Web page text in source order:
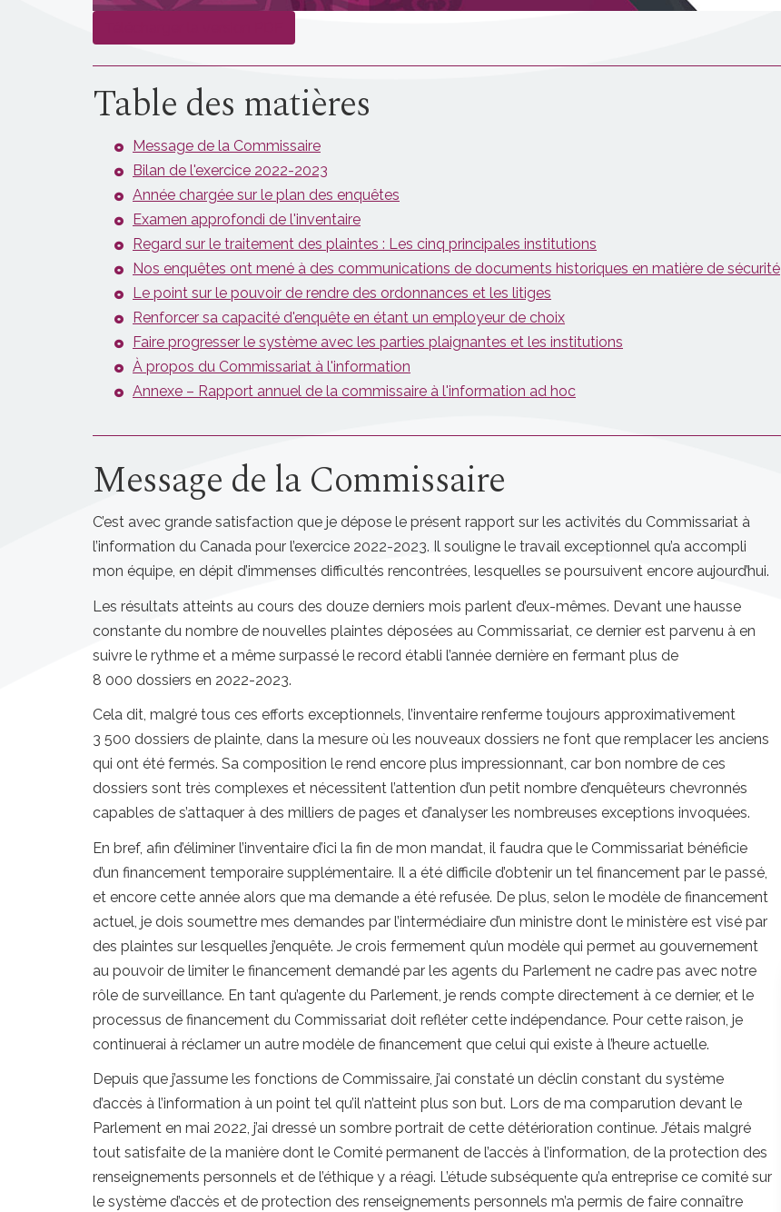
Table des matières
Message de la Commissaire
Bilan de l'exercice 2022-2023
Année chargée sur le plan des enquêtes
Examen approfondi de l'inventaire
Regard sur le traitement des plaintes : Les cinq principales institutions
Nos enquêtes ont mené à des communications de documents historiques en matière de sécurité
Le point sur le pouvoir de rendre des ordonnances et les litiges
Renforcer sa capacité d'enquête en étant un employeur de choix
Faire progresser le système avec les parties plaignantes et les institutions
À propos du Commissariat à l'information
Annexe – Rapport annuel de la commissaire à l'information ad hoc
Message de la Commissaire
C’est avec grande satisfaction que je dépose le présent rapport sur les activités du Commissariat à
l’information du Canada pour l’exercice 2022-2023. Il souligne le travail exceptionnel qu’a accompli
mon équipe, en dépit d’immenses difficultés rencontrées, lesquelles se poursuivent encore aujourd’hui.
Les résultats atteints au cours des douze derniers mois parlent d’eux-mêmes. Devant une hausse
constante du nombre de nouvelles plaintes déposées au Commissariat, ce dernier est parvenu à en
suivre le rythme et a même surpassé le record établi l’année dernière en fermant plus de
8 000 dossiers en 2022-2023.
Cela dit, malgré tous ces efforts exceptionnels, l’inventaire renferme toujours approximativement
3 500 dossiers de plainte, dans la mesure où les nouveaux dossiers ne font que remplacer les anciens
qui ont été fermés. Sa composition le rend encore plus impressionnant, car bon nombre de ces
dossiers sont très complexes et nécessitent l’attention d’un petit nombre d’enquêteurs chevronnés
capables de s’attaquer à des milliers de pages et d’analyser les nombreuses exceptions invoquées.
En bref, afin d’éliminer l’inventaire d’ici la fin de mon mandat, il faudra que le Commissariat bénéficie
d’un financement temporaire supplémentaire. Il a été difficile d’obtenir un tel financement par le passé,
et encore cette année alors que ma demande a été refusée. De plus, selon le modèle de financement
actuel, je dois soumettre mes demandes par l’intermédiaire d’un ministre dont le ministère est visé par
des plaintes sur lesquelles j’enquête. Je crois fermement qu’un modèle qui permet au gouvernement
au pouvoir de limiter le financement demandé par les agents du Parlement ne cadre pas avec notre
rôle de surveillance. En tant qu’agente du Parlement, je rends compte directement à ce dernier, et le
processus de financement du Commissariat doit refléter cette indépendance. Pour cette raison, je
continuerai à réclamer un autre modèle de financement que celui qui existe à l’heure actuelle.
Depuis que j’assume les fonctions de Commissaire, j’ai constaté un déclin constant du système
d’accès à l’information à un point tel qu’il n’atteint plus son but. Lors de ma comparution devant le
Parlement en mai 2022, j’ai dressé un sombre portrait de cette détérioration continue. J’étais malgré
tout satisfaite de la manière dont le Comité permanent de l’accès à l’information, de la protection des
renseignements personnels et de l’éthique y a réagi. L’étude subséquente qu’a entreprise ce comité sur
le système d’accès et de protection des renseignements personnels m’a permis de faire connaître